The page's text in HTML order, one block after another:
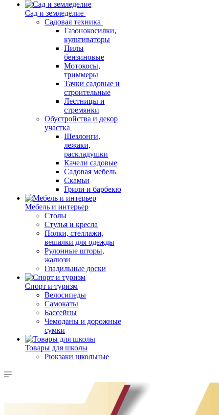
Сад и земледелие
Садовая техника
Газонокосилки,
культиваторы
Пилы
бензиновые
Мотокосы,
триммеры
Тачки садовые и
строительные
Лестницы и
стремянки
Обустройства и декор
участка
Шезлонги,
лежаки,
раскладушки
Качели садовые
Садовая мебель
Скамьи
Грили и барбекю
Мебель и интерьер
Столы
Стулья и кресла
Полки, стеллажи,
вешалки для одежды
Рулонные шторы,
жалюзи
Гладильные доски
Спорт и туризм
Велосипеды
Самокаты
Бассейны
Чемоданы и дорожные
сумки
Товары для школы
Рюкзаки школьные